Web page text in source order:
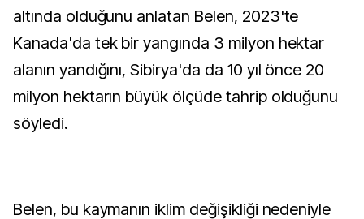
altında olduğunu anlatan Belen, 2023'te
Kanada'da tek bir yangında 3 milyon hektar
alanın yandığını, Sibirya'da da 10 yıl önce 20
milyon hektarın büyük ölçüde tahrip olduğunu
söyledi.
Belen, bu kaymanın iklim değişikliği nedeniyle